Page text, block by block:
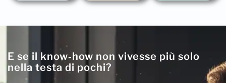
E se il know‑how non vivesse più solo
nella testa di pochi?